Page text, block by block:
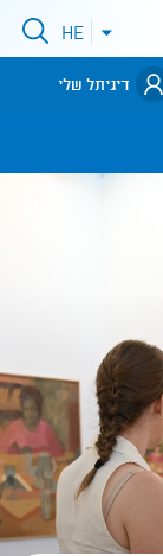
פתיחתHE
דיגיתל שלי